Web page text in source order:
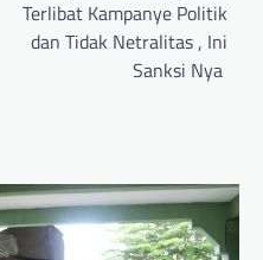
Terlibat Kampanye Politik
dan Tidak Netralitas , Ini
Sanksi Nya